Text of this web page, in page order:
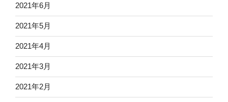
2021年6月
2021年5月
2021年4月
2021年3月
2021年2月